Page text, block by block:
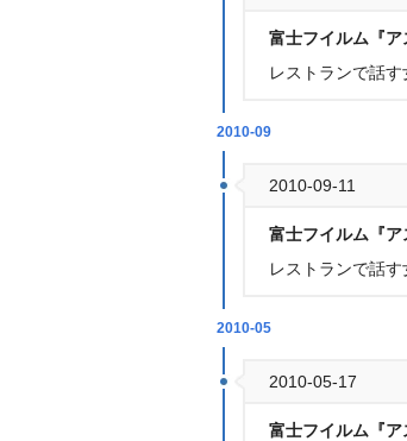
富士フイルム『ア
レストランで話
2010-09
2010-09-11
富士フイルム『ア
レストランで話
2010-05
2010-05-17
富士フイルム『ア